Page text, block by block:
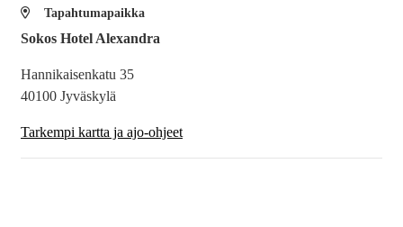
Tapahtumapaikka
Sokos Hotel Alexandra
Hannikaisenkatu 35
40100 Jyväskylä
Tarkempi kartta ja ajo-ohjeet